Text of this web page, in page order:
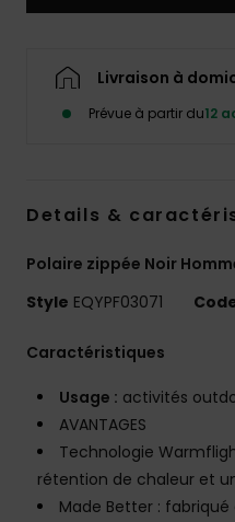
Livraison à
Prévue à partir du12
Details &
Polaire zippée Noir
Style EQYPF03071
Caractéristiques
Usage : activités
AVANTAGES
Technologie
rétention de chaleur et
Made Better :